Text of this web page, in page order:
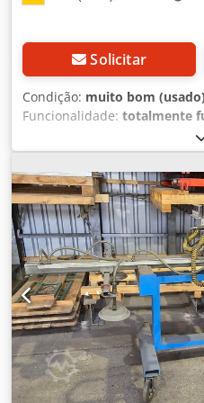
Solicitar
Condição: muito bom
Funcionalidade: totalmente
célula robotizada de
desenvolvida sob medida
Maschinenbau GmbH, do
sistema foi originalmente
automatizado de paletes de
formato, combinando dois
única instalação: -
paletes de madeira
automáticos de chapas de
qualidade O coração da
industrial Kawasaki BT200L
automático de troca de
aplicações nas indústrias de
construção, chapas e
individuais de automação.